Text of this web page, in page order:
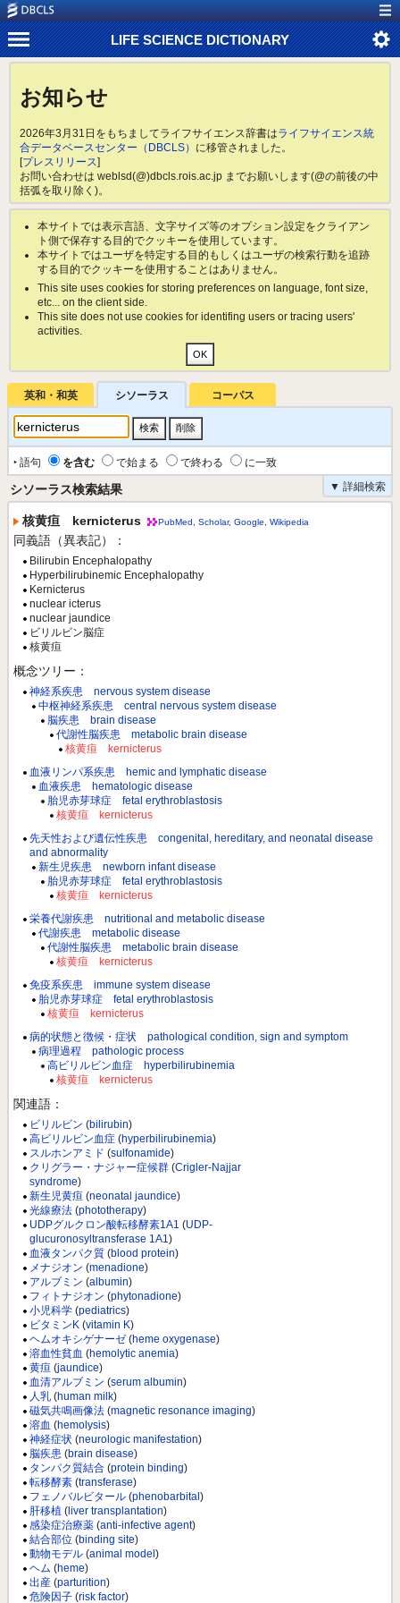
LIFE SCIENCE DICTIONARY
お知らせ
2026年3月31日をもちましてライフサイエンス辞書はライフサイエンス統
合データベースセンター（DBCLS） に移管されました。
[プレスリリース]
お問い合わせは weblsd(@)dbcls.rois.ac.jp までお願いします(@の前後の中
括弧を取り除く)。
本サイトでは表示言語、文字サイズ等のオプション設定をクライアン
ト側で保存する目的でクッキーを使用しています。
本サイトではユーザを特定する目的もしくはユーザの検索行動を追跡
する目的でクッキーを使用することはありません。
This site uses cookies for storing preferences on language, font size,
etc... on the client side.
This site does not use cookies for identifing users or tracing users'
activities.
英和・和英 シソーラス コーパス
‣ 語句 を含む で始まる で終わる
に一致
▼ 詳細検索
シソーラス検索結果
核黄疸 kernicterus PubMed Scholar, Google Wikipedia
同義語（異表記）：
Bilirubin Encephalopathy
Hyperbilirubinemic Encephalopathy
Kernicterus
nuclear icterus
nuclear jaundice
ビリルビン脳症
核黄疸
概念ツリー：
神経系疾患 nervous system disease
中枢神経系疾患 central nervous system disease
脳疾患 brain disease
代謝性脳疾患 metabolic brain disease
核黄疸 kernicterus
血液リンパ系疾患 hemic and lymphatic disease
血液疾患 hematologic disease
胎児赤芽球症 fetal erythroblastosis
核黄疸 kernicterus
先天性および遺伝性疾患 congenital, hereditary, and neonatal disease
and abnormality
新生児疾患 newborn infant disease
胎児赤芽球症 fetal erythroblastosis
核黄疸 kernicterus
栄養代謝疾患 nutritional and metabolic disease
代謝疾患 metabolic disease
代謝性脳疾患 metabolic brain disease
核黄疸 kernicterus
免疫系疾患 immune system disease
胎児赤芽球症 fetal erythroblastosis
核黄疸 kernicterus
病的状態と徴候・症状 pathological condition, sign and symptom
病理過程 pathologic process
高ビリルビン血症 hyperbilirubinemia
核黄疸 kernicterus
関連語：
ビリルビン (bilirubin)
高ビリルビン血症 (hyperbilirubinemia)
スルホンアミド (sulfonamide)
クリグラー・ナジャー症候群 (Crigler-Najjar
syndrome)
新生児黄疸 (neonatal jaundice)
光線療法 (phototherapy)
UDPグルクロン酸転移酵素1A1 (UDP-
glucuronosyltransferase 1A1)
血液タンパク質 (blood protein)
メナジオン (menadione)
アルブミン (albumin)
フィトナジオン (phytonadione)
小児科学 (pediatrics)
ビタミンK (vitamin K)
ヘムオキシゲナーゼ (heme oxygenase)
溶血性貧血 (hemolytic anemia)
黄疸 (jaundice)
血清アルブミン (serum albumin)
人乳 (human milk)
磁気共鳴画像法 (magnetic resonance imaging)
溶血 (hemolysis)
神経症状 (neurologic manifestation)
脳疾患 (brain disease)
タンパク質結合 (protein binding)
転移酵素 (transferase)
フェノバルビタール (phenobarbital )
肝移植 ( liver transplantation)
感染症治療薬 (anti-infective agent)
結合部位 (binding site)
動物モデル (animal model )
ヘム (heme)
出産 (parturition)
危険因子 (risk factor)